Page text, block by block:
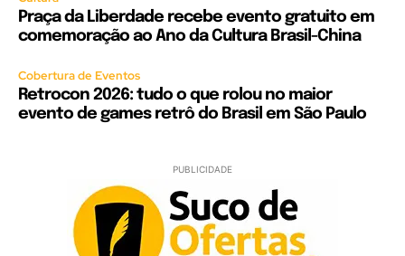
Praça da Liberdade recebe evento gratuito em
comemoração ao Ano da Cultura Brasil-China
Cobertura de Eventos
Retrocon 2026: tudo o que rolou no maior
evento de games retrô do Brasil em São Paulo
PUBLICIDADE